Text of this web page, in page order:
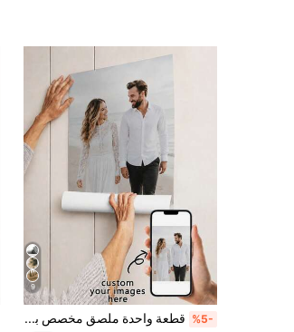
9
%5- قطعة واحدة ملصق مخصص بدون إطار، فن جداري شخصي مع صورتك، هدية لغرفة النوم وغرفة المعيشة، ديكور شتوي، هدايا له ولها، الذكرى السنوية، عيد الحب، عيد الأم، أعياد الميلاد، عيد الأب، التخرج، ديكور منزلي جمالي، قطعة مميزة